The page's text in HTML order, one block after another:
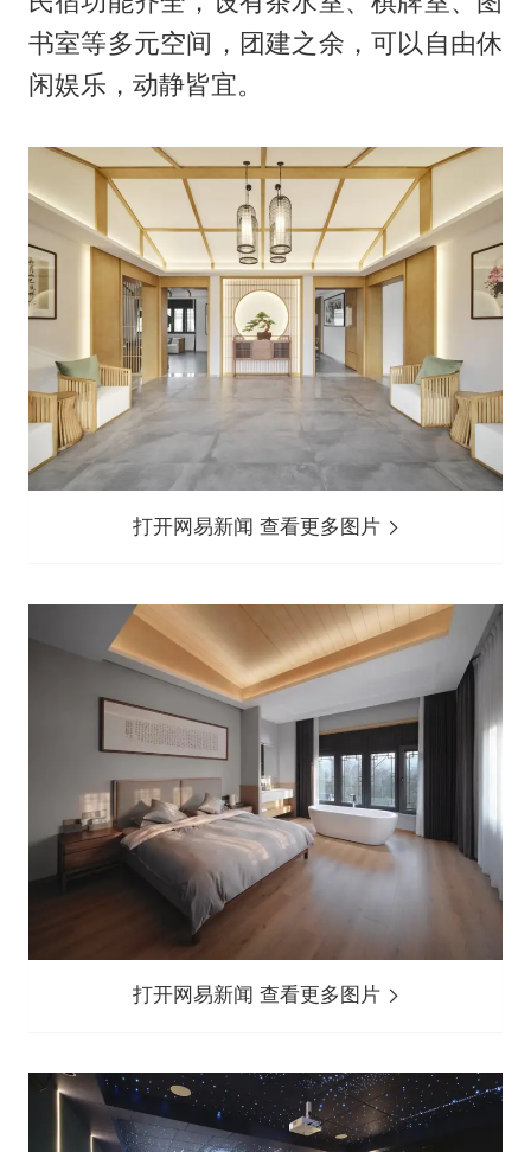
书室等多元空间，团建之余，可以自由休
闲娱乐，动静皆宜。
打开网易新闻 查看更多图片
打开网易新闻 查看更多图片